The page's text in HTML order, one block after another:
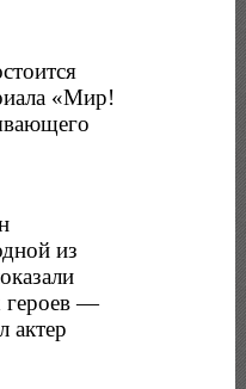
«Мир!
из
героев —
актер